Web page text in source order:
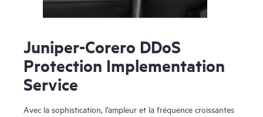
Juniper-Corero DDoS
Protection Implementation
Service
Avec la sophistication, l’ampleur et la fréquence croissantes